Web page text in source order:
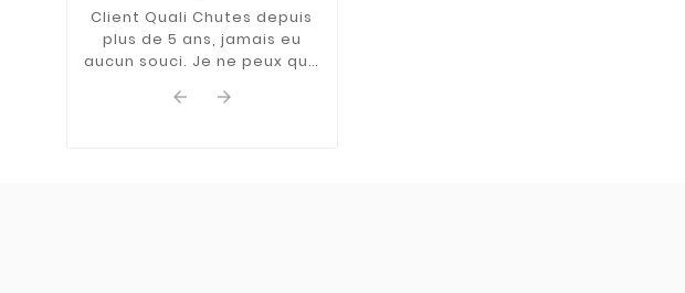
Client Quali Chutes depuis
plus de 5 ans, jamais eu
aucun souci. Je ne peux que
 